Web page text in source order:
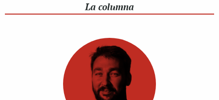
La columna